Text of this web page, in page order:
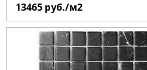
13465 руб./м2